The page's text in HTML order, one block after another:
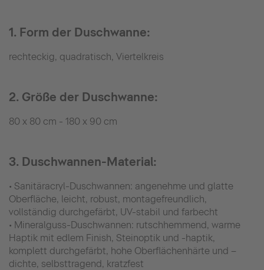
1. Form der Duschwanne:
rechteckig, quadratisch, Viertelkreis
2. Größe der Duschwanne:
80 x 80 cm - 180 x 90 cm
3. Duschwannen-Material:
• Sanitäracryl-Duschwannen: angenehme und glatte
Oberfläche, leicht, robust, montagefreundlich,
vollständig durchgefärbt, UV-stabil und farbecht
• Mineralguss-Duschwannen: rutschhemmend, warme
Haptik mit edlem Finish, Steinoptik und -haptik,
komplett durchgefärbt, hohe Oberflächenhärte und –
dichte, selbsttragend, kratzfest